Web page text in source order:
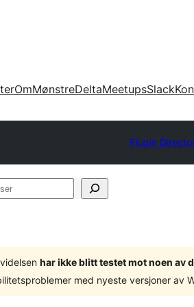
OmMønstreDeltaMeetupsSlack
Plugin
har ikke blitt testet mot noen av
med nyeste versjoner av